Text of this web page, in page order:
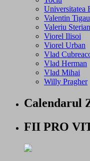
Universitatea
Valentin Tigau
Valeriu Sterian
Viorel Ilisoi
Viorel Urban
Vlad
Vlad Herman
Vlad Mihai
Willy Pragher
Calendarul
FII PRO